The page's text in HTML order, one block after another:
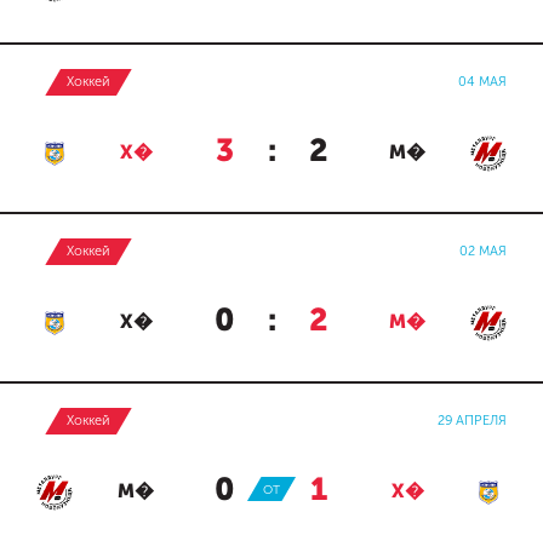
Хоккей 04 МАЯ
Х� 3 : 2 М�
Хоккей 02 МАЯ
Х� 0 : 2 М�
Хоккей 29 АПРЕЛЯ
М� 0 : 1 Х�
ОТ